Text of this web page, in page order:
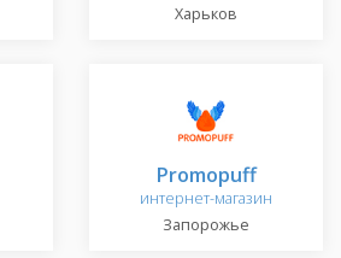
Харьков
Promopuff
интернет-магазин
Запорожье